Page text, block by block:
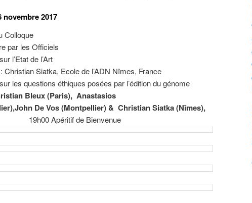
novembre 2017
Colloque
par les Officiels
l’Etat de l’Art
Christian Siatka, Ecole de l’ADN Nîmes, France
les questions éthiques posées par l’édition du génome
Bleux (Paris), Anastasios
John De Vos (Montpellier)& Christian Siatka (Nîmes),
19h00 Apéritif de Bienvenue